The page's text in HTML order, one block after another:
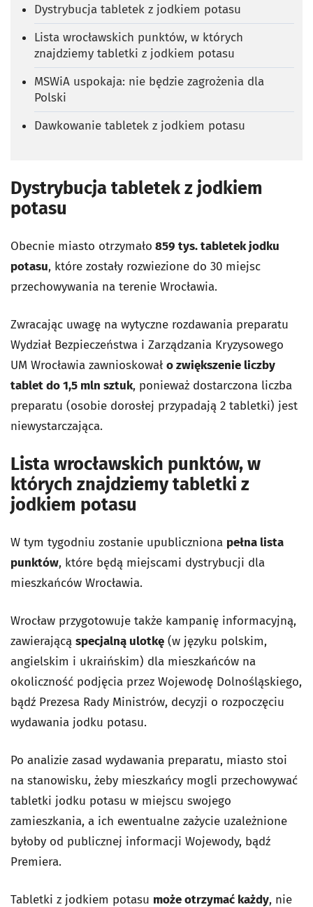
Dystrybucja tabletek z jodkiem potasu
Lista wrocławskich punktów, w których
znajdziemy tabletki z jodkiem potasu
MSWiA uspokaja: nie będzie zagrożenia dla
Polski
Dawkowanie tabletek z jodkiem potasu
Dystrybucja tabletek z jodkiem
potasu
Obecnie miasto otrzymało 859 tys. tabletek jodku
potasu, które zostały rozwiezione do 30 miejsc
przechowywania na terenie Wrocławia.
Zwracając uwagę na wytyczne rozdawania preparatu
Wydział Bezpieczeństwa i Zarządzania Kryzysowego
UM Wrocławia zawnioskowało zwiększenie liczby
tablet do 1,5 mln sztuk, ponieważ dostarczona liczba
preparatu (osobie dorosłej przypadają 2 tabletki) jest
niewystarczająca.
Lista wrocławskich punktów, w
których znajdziemy tabletki z
jodkiem potasu
W tym tygodniu zostanie upubliczniona pełna lista
punktów, które będą miejscami dystrybucji dla
mieszkańców Wrocławia.
Wrocław przygotowuje także kampanię informacyjną,
zawierającą specjalną ulotkę (w języku polskim,
angielskim i ukraińskim) dla mieszkańców na
okoliczność podjęcia przez Wojewodę Dolnośląskiego,
bądź Prezesa Rady Ministrów, decyzji o rozpoczęciu
wydawania jodku potasu.
Po analizie zasad wydawania preparatu, miasto stoi
na stanowisku, żeby mieszkańcy mogli przechowywać
tabletki jodku potasu w miejscu swojego
zamieszkania, a ich ewentualne zażycie uzależnione
byłoby od publicznej informacji Wojewody, bądź
Premiera.
Tabletki z jodkiem potasu może otrzymać każdy, nie